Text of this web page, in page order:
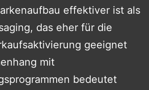
effektiver ist als
das eher für die
geeignet
mit
bedeutet